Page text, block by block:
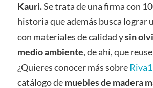
Kauri.Se trata de una firma con
historia que además busca lograr
con materiales de calidad ysin
medio ambiente, de ahí, que
¿Quieres conocer más sobre
catálogo demuebles de madera